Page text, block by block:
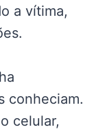
a vítima,
conheciam.
celular,